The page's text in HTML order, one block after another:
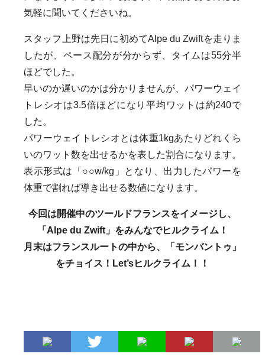
気軽に聞いてくださいね。
スタッフ上野は先日に初めてAlpe du Zwiftを走りま
したが、ペース配分が分からず、タイムは55分半
ほどでした。
早いのか遅いのかは分かりませんが、パワーウェイ
トレシオは3.5倍ほどになり平均ワットは約240で
した。
パワーウェイトレシオとは体重1kgあたりどれくら
いのワット数を出せるかを表した割合になります。
表示形式は「○○w/kg」となり、出力したパワーを
体重で割れば導き出せる数値になります。
今回は開催中のツールドフランスをイメージし、
「Alpe du Zwift」をみんなでヒルクライム！
月末はフランスルートの中から、「モンバントゥ」
をチョイス！Let’sヒルクライム！！